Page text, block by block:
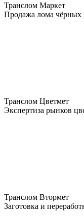
Транслом Маркет
Продажа лома чёрных
Транслом Цветмет
Экспертиза рынков
Транслом Втормет
Заготовка и